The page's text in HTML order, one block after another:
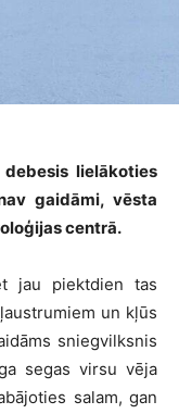
lielākoties
gaidāmi, vēsta
centrā.
jau piektdien tas
un kļūs
sniegvilksnis
segas virsu vēja
salam, gan